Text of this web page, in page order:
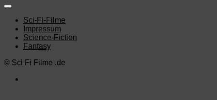
Sci-Fi-Filme
Impressum
Science-Fiction
Fantasy
© Sci Fi Filme .de